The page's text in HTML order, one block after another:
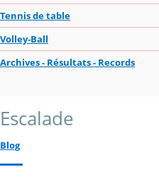
Tennis de table
Volley-Ball
Archives - Résultats - Records
Escalade
Blog